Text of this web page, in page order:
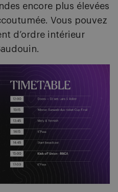
encore plus élevées
Vous pouvez
d’ordre intérieur